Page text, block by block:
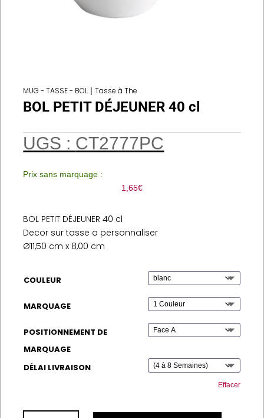
MUG - TASSE - BOL |Tasse à The
BOL PETIT DÉJEUNER 40 cl
UGS : CT2777PC
Prix sans marquage :
1,65€
BOL PETIT DÉJEUNER 40 cl
Decor sur tasse a personnaliser
Ø11,50 cm x 8,00 cm
COULEUR
MARQUAGE
POSITIONNEMENT DE
MARQUAGE
DÉLAI LIVRAISON
Effacer